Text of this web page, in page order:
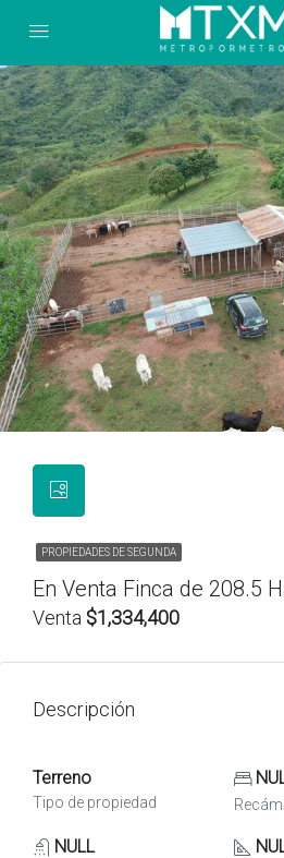
PROPIEDADES DE SEGUNDA
En Venta Finca de 208.5
Venta $1,334,400
Descripción
Terreno
Tipo de propiedad
NULL